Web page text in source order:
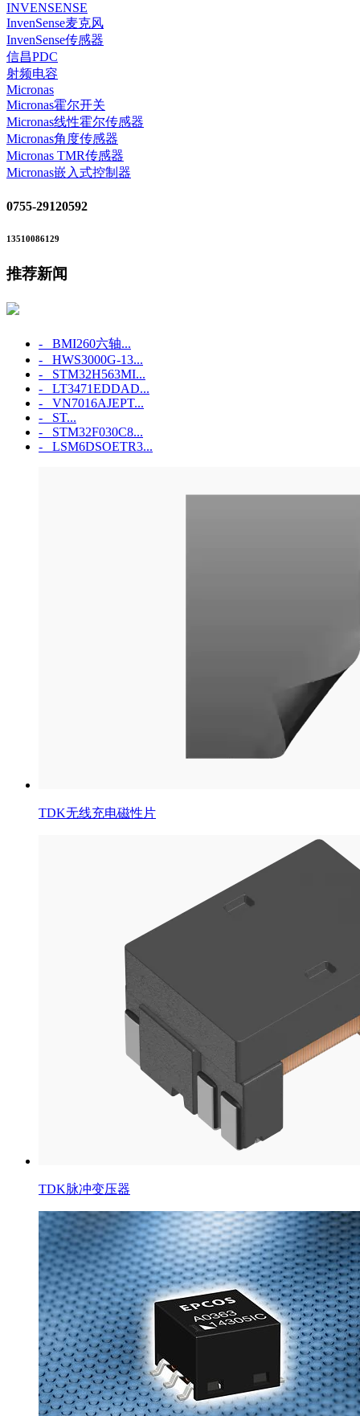
INVENSENSE
InvenSense麦克风
InvenSense传感器
信昌PDC
射频电容
Micronas
Micronas霍尔开关
Micronas线性霍尔传感器
Micronas角度传感器
Micronas TMR传感器
Micronas嵌入式控制器
0755-29120592
13510086129
推荐新闻
- BMI260六轴...
- HWS3000G-13...
- STM32H563MI...
- LT3471EDDAD...
- VN7016AJEPT...
- ST...
- STM32F030C8...
- LSM6DSOETR3...
TDK无线充电磁性片
TDK脉冲变压器